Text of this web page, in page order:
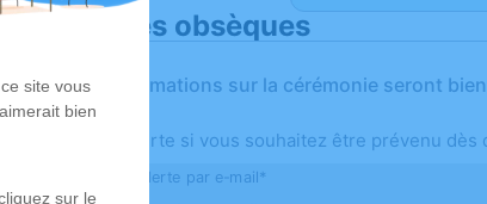
Déroulé des obsèques
Les informations sur la cérémonie seront
Activez une alerte si vous souhaitez être prévenu
Recevoir une alerte par e-mail*